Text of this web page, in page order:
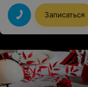
золотце, все сделала
ОтличнаяЗаписаться